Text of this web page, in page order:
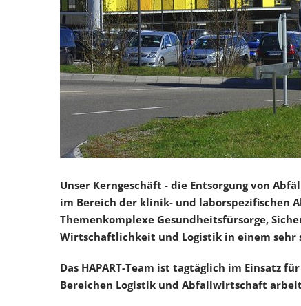
Unser Kerngeschäft - die Entsorgung von
im Bereich der klinik- und laborspezifischen
Themenkomplexe Gesundheitsfürsorge,
Wirtschaftlichkeit und Logistik in einem
Das HAPART-Team ist tagtäglich im Einsatz
Bereichen Logistik und Abfallwirtschaft